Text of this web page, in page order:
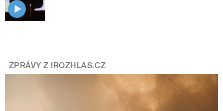
ZPRÁVY Z IROZHLAS.CZ